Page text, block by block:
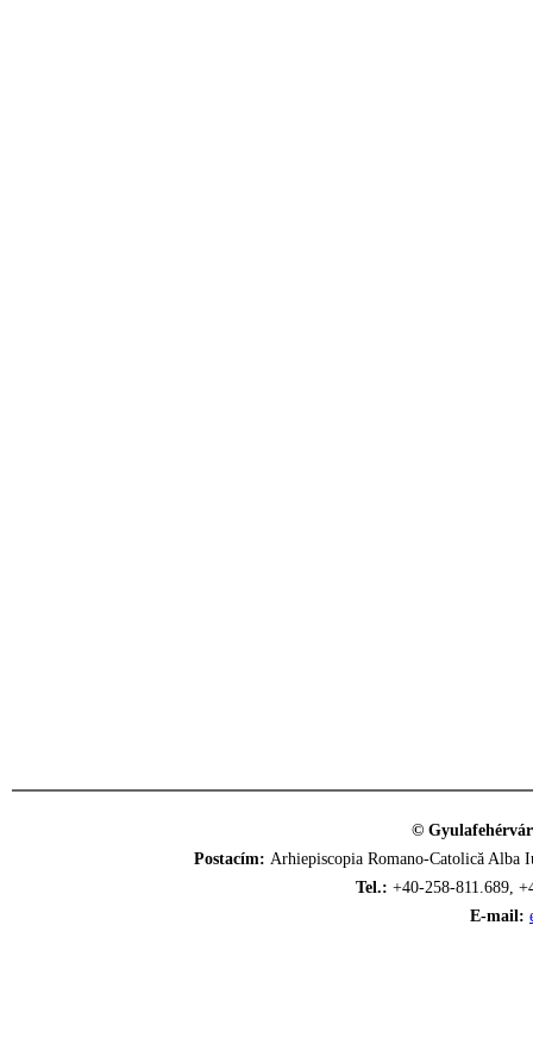
©
Postacím: Arhiepiscopia Romano-Catolică
Tel.: +40-258-811.689,
E-mail: